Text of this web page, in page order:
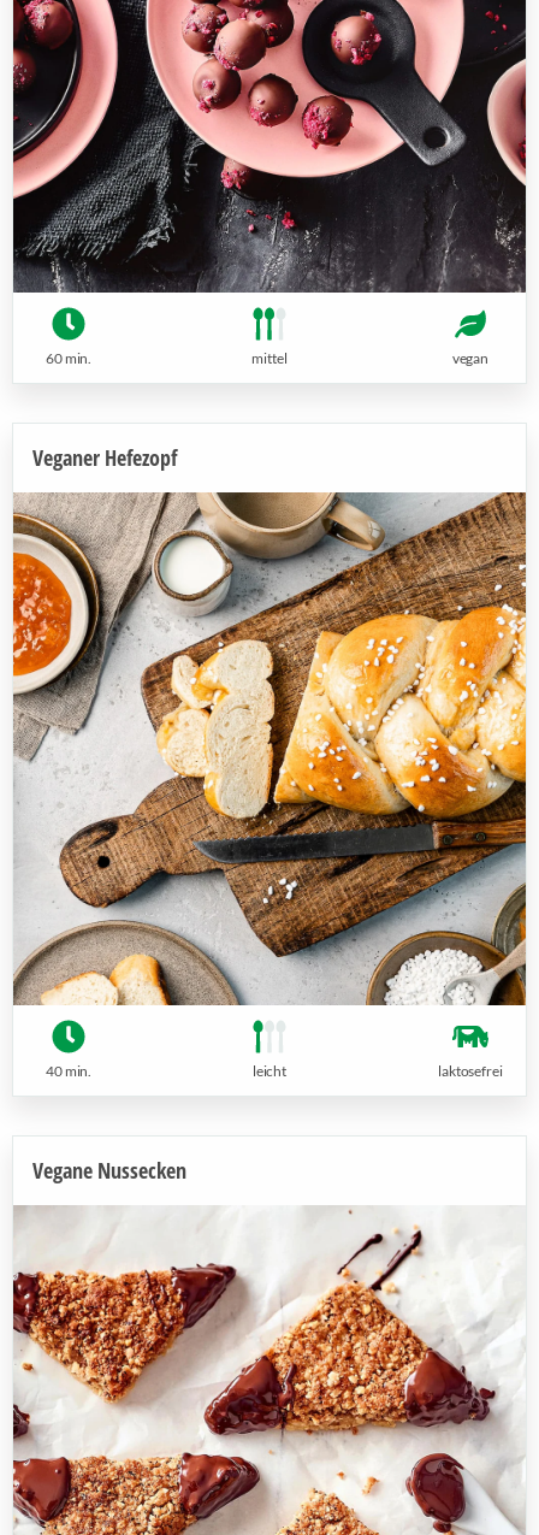
60 min. mittel vegan
Veganer Hefezopf
40 min. leicht laktosefrei
Vegane Nussecken